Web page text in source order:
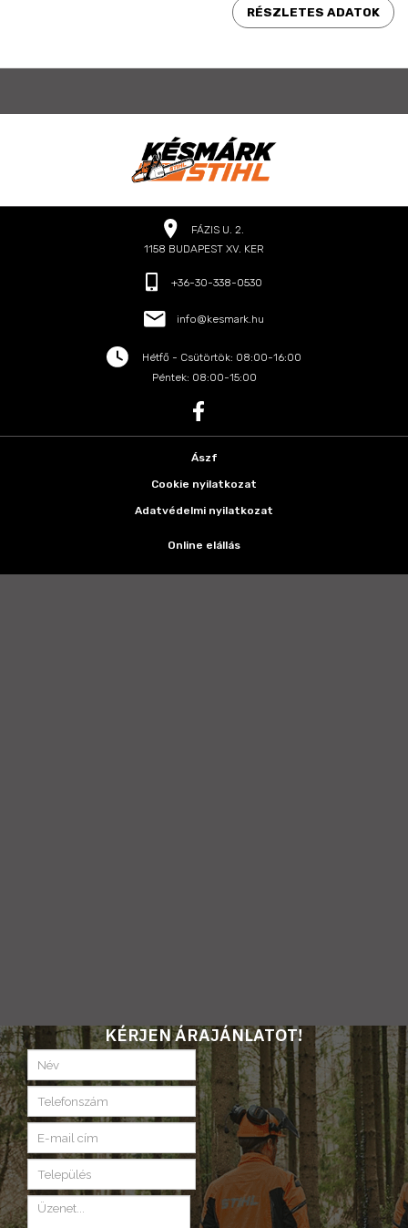
RÉSZLETES ADATOK
FÁZIS U. 2.
1158 BUDAPEST XV. KER
+36-30-338-0530
info@kesmark.hu
Hétfő - Csütörtök: 08:00-16:00
Péntek: 08:00-15:00
Ászf
Cookie nyilatkozat
Adatvédelmi nyilatkozat
Online elállás
KÉRJEN ÁRAJÁNLATOT!